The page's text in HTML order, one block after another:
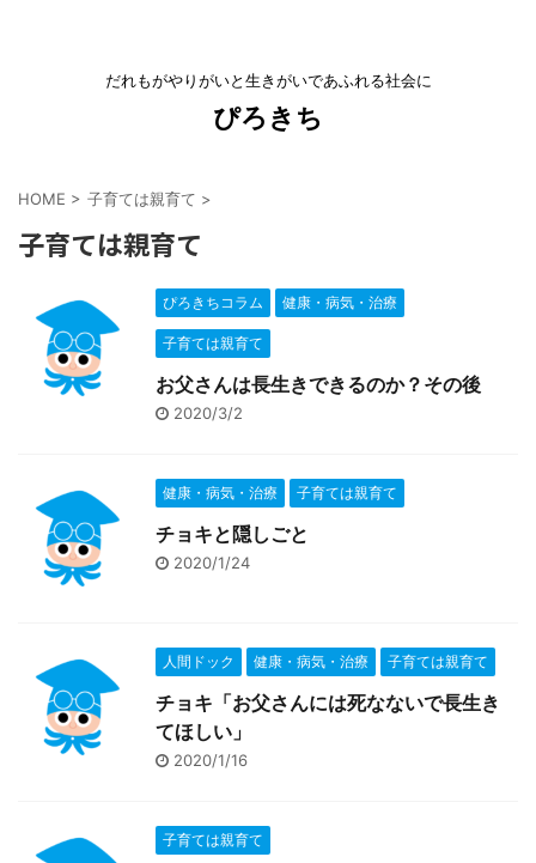
だれもがやりがいと生きがいであふれる社会に
ぴろきち
HOME > 子育ては親育て >
子育ては親育て
ぴろきちコラム 健康・病気・治療
子育ては親育て
お父さんは長生きできるのか？その後
2020/3/2
健康・病気・治療 子育ては親育て
チョキと隠しごと
2020/1/24
人間ドック 健康・病気・治療 子育ては親育て
チョキ「お父さんには死なないで長生き
てほしい」
2020/1/16
子育ては親育て